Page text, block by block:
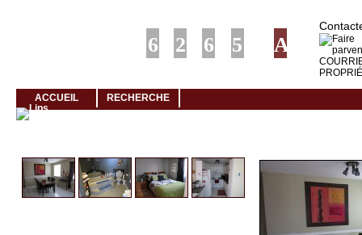
ACCUEIL RECHERCHE